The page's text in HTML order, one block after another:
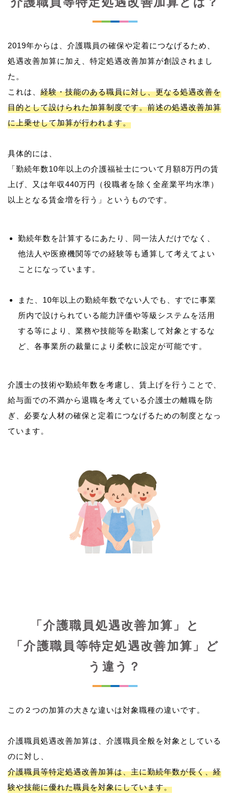
2019年からは、介護職員の確保や定着につなげるため、
処遇改善加算に加え、特定処遇改善加算が創設されまし
た。
これは、 経験・技能のある職員に対し、更なる処遇改善を
目的として設けられた加算制度です。前述の処遇改善加算
に上乗せして加算が行われます。
具体的には、
「勤続年数10年以上の介護福祉士について月額8万円の賃
上げ、又は年収440万円（役職者を除く全産業平均水準）
勤続年数を計算するにあたり、同一法人だけでなく、
他法人や医療機関等での経験等も通算して考えてよい
ことになっています。
また、10年以上の勤続年数でない人でも、すでに事業
所内で設けられている能力評価や等級システムを活用
する等により、業務や技能等を勘案して対象とするな
ど、各事業所の裁量により柔軟に設定が可能です。
介護士の技術や勤続年数を考慮し、賃上げを行うことで、
給与面での不満から退職を考えている介護士の離職を防
ぎ、必要な人材の確保と定着につなげるための制度となっ
ています。
「介護職員処遇改善加算」と
「介護職員等特定処遇改善加算」ど
う違う？
この２つの加算の大きな違いは対象職種の違いです。
介護職員処遇改善加算は、介護職員全般を対象としている
介護職員等特定処遇改善加算は、主に勤続年数が長く、経
験や技能に優れた職員を対象にしています。